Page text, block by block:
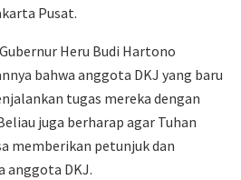
Pusat.
Heru Budi Hartono
bahwa anggota DKJ yang baru
tugas mereka dengan
juga berharap agar Tuhan
memberikan petunjuk dan
anggota DKJ.